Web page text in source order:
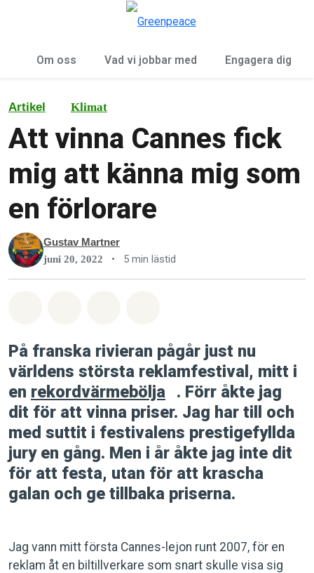
Om oss Vad vi jobbar med Engagera dig
Artikel Klimat
Att vinna Cannes fick
mig att känna mig som
en förlorare
Gustav Martner
juni 20, 2022 • 5 min lästid
På franska rivieran pågår just nu
världens största reklamfestival, mitt i
en rekordvärmebölja
. Förr åkte jag
dit för att vinna priser. Jag har till och
med suttit i festivalens prestigefyllda
jury en gång. Men i år åkte jag inte dit
för att festa, utan för att krascha
galan och ge tillbaka priserna.
Jag vann mitt första Cannes-lejon runt 2007, för en
reklam åt en biltillverkare som snart skulle visa sig